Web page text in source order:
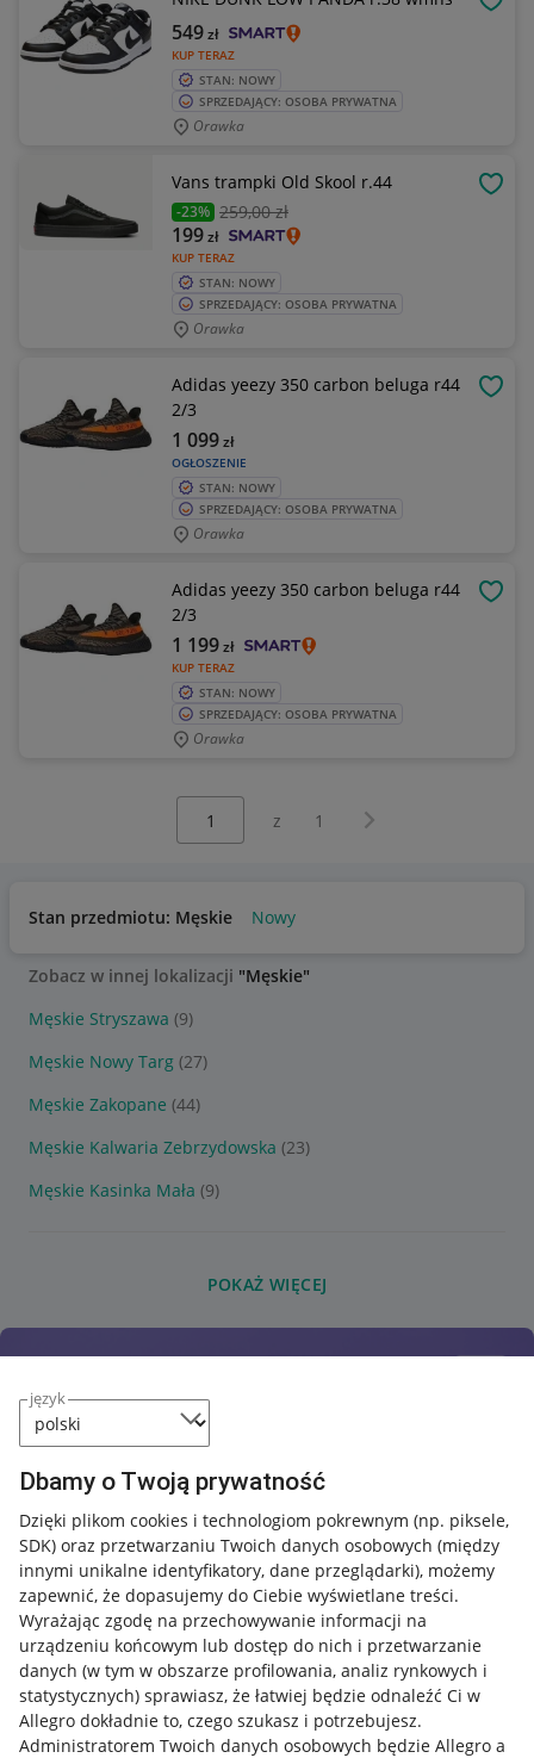
język
Dbamy o Twoją prywatność
Dzięki plikom cookies i technologiom pokrewnym (np. piksele,
SDK) oraz przetwarzaniu Twoich danych osobowych (między
innymi unikalne identyfikatory, dane przeglądarki), możemy
zapewnić, że dopasujemy do Ciebie wyświetlane treści.
Wyrażając zgodę na przechowywanie informacji na
urządzeniu końcowym lub dostęp do nich i przetwarzanie
danych (w tym w obszarze profilowania, analiz rynkowych i
statystycznych) sprawiasz, że łatwiej będzie odnaleźć Ci w
Allegro dokładnie to, czego szukasz i potrzebujesz.
Administratorem Twoich danych osobowych będzie Allegro a
KUP TERAZ
549zł
STAN: NOWY
SPRZEDAJĄCY: OSOBA PRYWATNA
Orawka
Vans trampki Old Skool r.44
-23% 259,00 zł
KUP TERAZ
199zł
STAN: NOWY
SPRZEDAJĄCY: OSOBA PRYWATNA
Orawka
Adidas yeezy 350 carbon beluga r44
2/3
OGŁOSZENIE
1 099zł
STAN: NOWY
SPRZEDAJĄCY: OSOBA PRYWATNA
Orawka
Adidas yeezy 350 carbon beluga r44
2/3
KUP TERAZ
1 199zł
STAN: NOWY
SPRZEDAJĄCY: OSOBA PRYWATNA
Orawka
z 1 Następna strona
Stan przedmiotu: Męskie Nowy
Zobacz w innej lokalizacji "Męskie"
Męskie Stryszawa (9)
Męskie Nowy Targ (27)
Męskie Zakopane (44)
Męskie Kalwaria Zebrzydowska (23)
Męskie Kasinka Mała (9)
POKAŻ WIĘCEJ